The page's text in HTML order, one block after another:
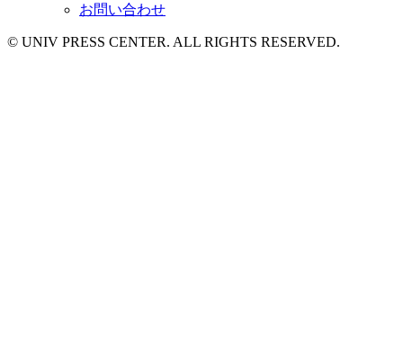
お問い合わせ
© UNIV PRESS CENTER. ALL RIGHTS RESERVED.